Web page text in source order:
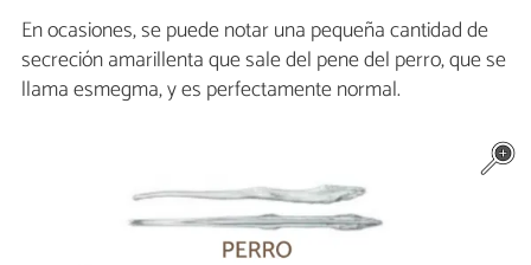
En ocasiones, se puede notar una pequeña cantidad de
secreción amarillenta que sale del pene del perro, que se
llama esmegma, y es perfectamente normal.